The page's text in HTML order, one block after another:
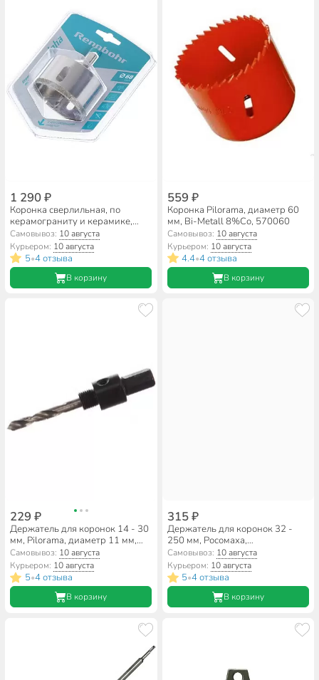
1 290 ₽
Коронка сверлильная, по
керамограниту и керамике,
Rennbohr, Alpha, диаметр 68
мм, алмазная, круглое сверло,
676268
Самовывоз: 10 августа
Курьером: 10 августа
5•4 отзыва
В корзину
559 ₽
Коронка Pilorama, диаметр 60
мм, Bi-Metall 8%Co, 570060
Самовывоз: 10 августа
Курьером: 10 августа
4.4•4 отзыва
В корзину
229 ₽
Держатель для коронок 14 - 30
мм, Pilorama, диаметр 11 мм,
шестигранник, 570001
Самовывоз: 10 августа
Курьером: 10 августа
5•4 отзыва
В корзину
315 ₽
Держатель для коронок 32 -
250 мм, Росомаха,
шестигранник, с
центрирующим сверлом,
780002
Самовывоз: 10 августа
Курьером: 10 августа
5•4 отзыва
В корзину